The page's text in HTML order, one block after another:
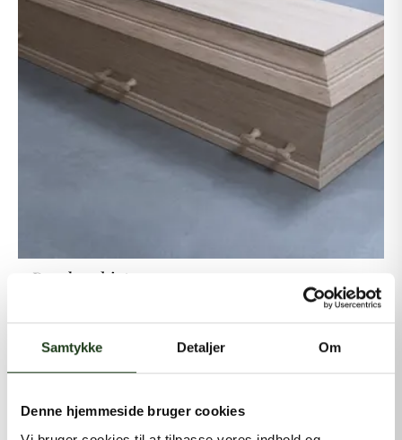
Samtykke Detaljer Om
Denne hjemmeside bruger cookies
Bambus kiste